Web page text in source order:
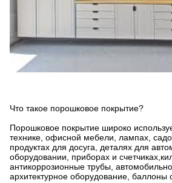
Что такое порошковое покрытие?
Порошковое покрытие широко
технике, офисной мебели, лампах,
продуктах для досуга, деталях для
оборудовании, приборах и
антикоррозионные трубы,
архитектурное оборудование, баллоны